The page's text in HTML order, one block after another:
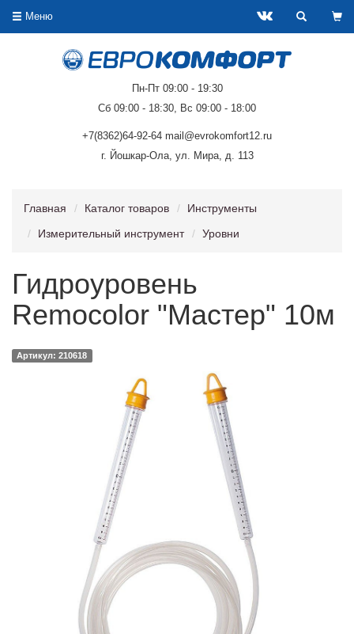
Меню
Пн-Пт 09:00 - 19:30
Сб 09:00 - 18:30, Вс 09:00 - 18:00
+7(8362)64-92-64 mail@evrokomfort12.ru
г. Йошкар-Ола, ул. Мира, д. 113
Главная Каталог товаров
Инструменты
Измерительный инструмент
Уровни
Гидроуровень
Remocolor "Мастер" 10м
Артикул: 210618